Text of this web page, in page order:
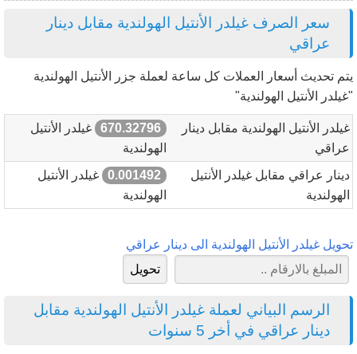
سعر الصرف غيلدر الأنتيل الهولندية مقابل دينار
عراقي
يتم تحديث أسعار العملات كل ساعة لعملة جزر الأنتيل الهولندية
"غيلدر الأنتيل الهولندية"
غيلدر الأنتيل الهولندية مقابل دينار
عراقي
670.32796
غيلدر الأنتيل
الهولندية
دينار عراقي مقابل غيلدر الأنتيل
الهولندية
0.001492
غيلدر الأنتيل
الهولندية
تحويل غيلدر الأنتيل الهولندية الى دينار عراقي
الرسم البياني لعملة غيلدر الأنتيل الهولندية مقابل
دينار عراقي في أخر 5 سنوات